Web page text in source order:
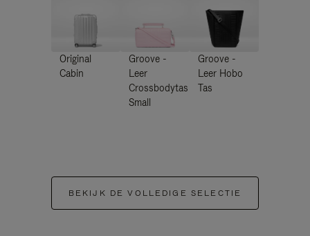
Original
Cabin
Groove -
Leer
Crossbodytas
Small
Groove -
Leer Hobo
Tas
BEKIJK DE VOLLEDIGE SELECTIE